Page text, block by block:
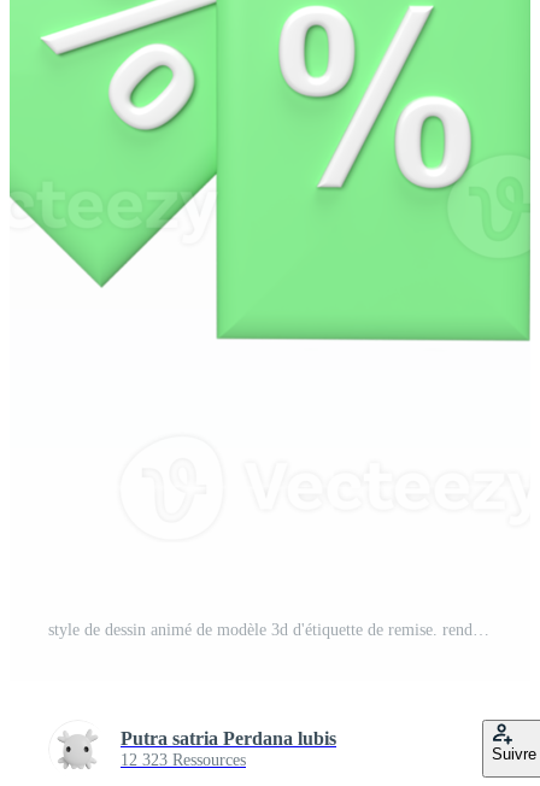
style de dessin animé de modèle 3d d'étiquette de remise. rendre illustration PNG Pro
Putra satria Perdana lubis
12 323 Ressources Suivre